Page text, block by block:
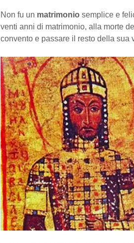
Non fu un matrimonio semplice e
venti anni di matrimonio, alla morte
convento e passare il resto della sua